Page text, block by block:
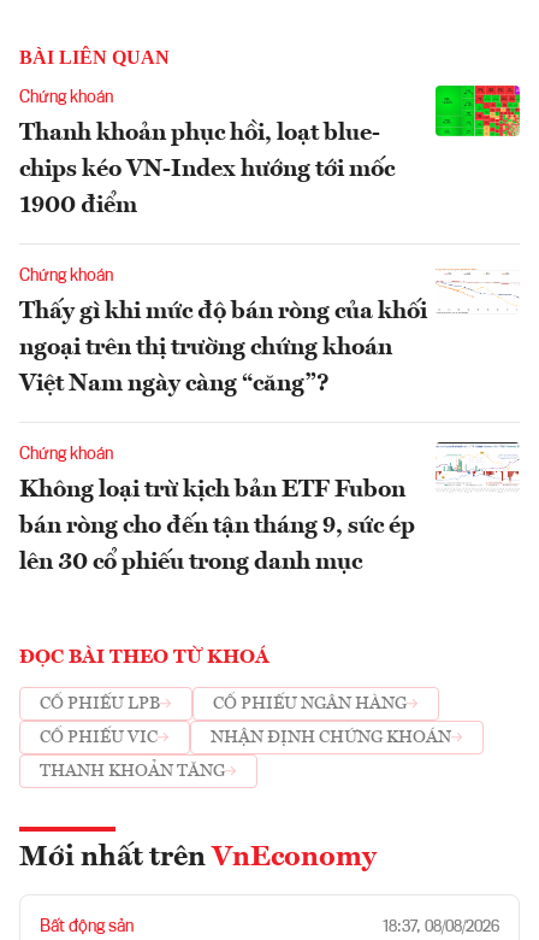
BÀI LIÊN QUAN
Chứng khoán
Thanh khoản phục hồi, loạt blue-
chips kéo VN-Index hướng tới mốc
1900 điểm
Chứng khoán
Thấy gì khi mức độ bán ròng của khối
ngoại trên thị trường chứng khoán
Việt Nam ngày càng “căng”?
Chứng khoán
Không loại trừ kịch bản ETF Fubon
bán ròng cho đến tận tháng 9, sức ép
lên 30 cổ phiếu trong danh mục
ĐỌC BÀI THEO TỪ KHOÁ
CỔ PHIẾU LPB
CỔ PHIẾU NGÂN HÀNG
CỔ PHIẾU VIC
NHẬN ĐỊNH CHỨNG KHOÁN
THANH KHOẢN TĂNG
Mới nhất trên VnEconomy
Bất động sản 18:37, 08/08/2026